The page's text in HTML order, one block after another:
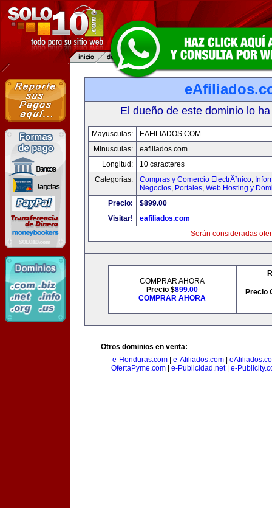
El dueño de este dominio lo
Mayusculas:
EAFILIADOS.COM
Minusculas:
eafiliados.com
Longitud:
10 caracteres
Categorias:
Compras y Comercio ElectrÃ³nico,
Negocios, Portales, Web Hosting y
Precio:
$899.00
Visitar!
eafiliados.com
Serán consideradas
COMPRAR AHORA
Precio $899.00
COMPRAR AHORA
Precio
Otros dominios en venta:
e-Honduras.com| e-Afiliados.com|
OfertaPyme.com| e-Publicidad.net| e-